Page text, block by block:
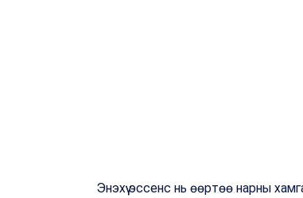
Энэхүү эссенс нь өөртөө нарны